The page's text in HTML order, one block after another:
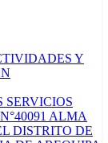
Y
SERVICIOS
ALMA
DISTRITO DE